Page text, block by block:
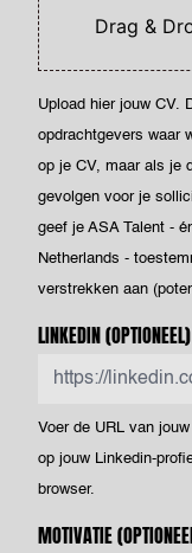
Drag &
Upload hier jouw CV.
opdrachtgevers waar
op je CV, maar als je
gevolgen voor je
geef je ASA Talent -
Netherlands -
verstrekken aan
LINKEDIN(OPTIONEEL)
Voer de URL van
op jouw Linkedin-
browser.
MOTIVATIE